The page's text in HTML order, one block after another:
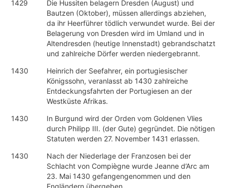
1429
Die Hussiten belagern Dresden (August) und
Bautzen (Oktober), müssen allerdings abziehen,
da ihr Heerführer tödlich verwundet wurde. Bei der
Belagerung von Dresden wird im Umland und in
Altendresden (heutige Innenstadt) gebrandschatzt
und zahlreiche Dörfer werden niedergebrannt.
1430
Heinrich der Seefahrer, ein portugiesischer
Königssohn, veranlasst ab 1430 zahlreiche
Entdeckungsfahrten der Portugiesen an der
Westküste Afrikas.
1430
In Burgund wird der Orden vom Goldenen Vlies
durch Philipp III. (der Gute) gegründet. Die nötigen
Statuten werden 27. November 1431 erlassen.
1430
Nach der Niederlage der Franzosen bei der
Schlacht von Compiègne wurde Jeanne d’Arc am
23. Mai 1430 gefangengenommen und den
Engländern übergeben.